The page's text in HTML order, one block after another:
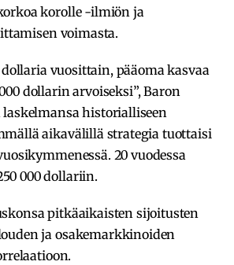
korolle -ilmiön ja
voimasta.
dollaria vuosittain, pääoma kasvaa
dollarin arvoiseksi”, Baron
laskelmansa historialliseen
aikavälillä strategia tuottaisi
20 vuodessa
000 dollariin.
pitkäaikaisten sijoitusten
ja osakemarkkinoiden